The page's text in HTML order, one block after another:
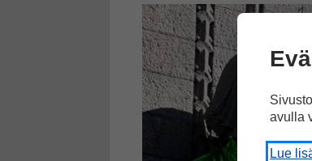
avulla
Lue